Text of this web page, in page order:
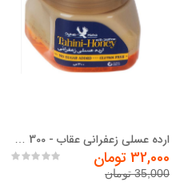
32,000 تومان
35,000 تومان